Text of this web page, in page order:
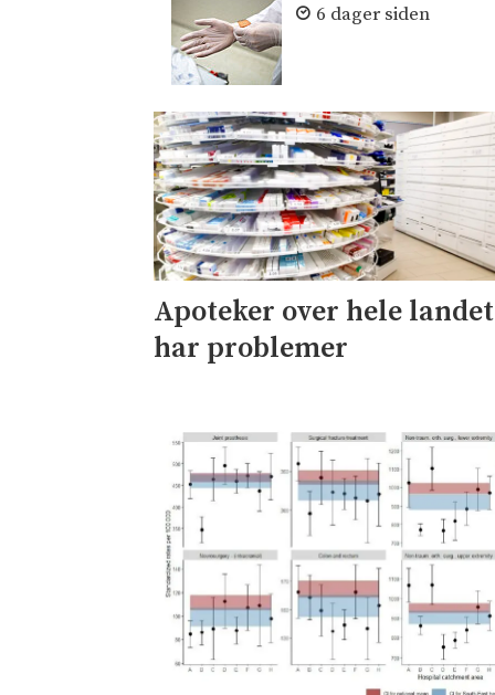
6 dager siden
Apoteker over hele landet
har problemer